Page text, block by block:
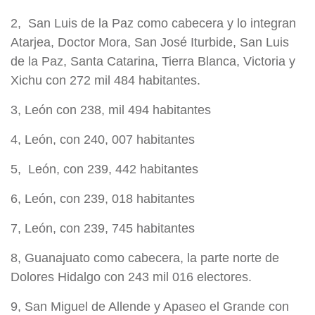
2, San Luis de la Paz como cabecera y lo integran
Atarjea, Doctor Mora, San José Iturbide, San Luis
de la Paz, Santa Catarina, Tierra Blanca, Victoria y
Xichu con 272 mil 484 habitantes.
3, León con 238, mil 494 habitantes
4, León, con 240, 007 habitantes
5, León, con 239, 442 habitantes
6, León, con 239, 018 habitantes
7, León, con 239, 745 habitantes
8, Guanajuato como cabecera, la parte norte de
Dolores Hidalgo con 243 mil 016 electores.
9, San Miguel de Allende y Apaseo el Grande con